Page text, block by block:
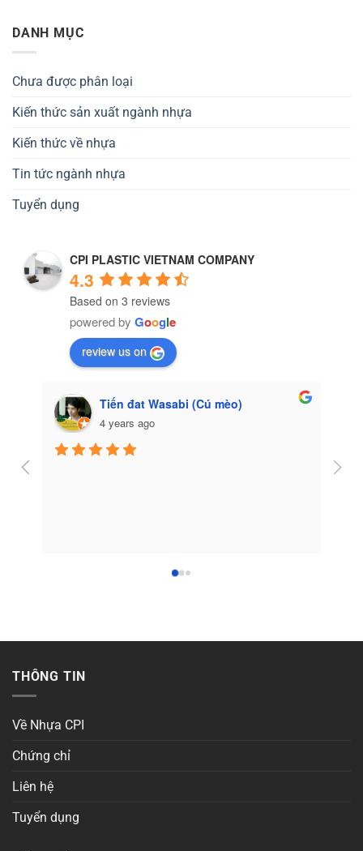
DANH MỤC
Chưa được phân loại
Kiến thức sản xuất ngành nhựa
Kiến thức về nhựa
Tin tức ngành nhựa
Tuyển dụng
CPI PLASTIC VIETNAM COMPANY
4.3
Based on 3 reviews
powered by Google
review us on
Tiến đat Wasabi (Cú mèo)
4 years ago
THÔNG TIN
Về Nhựa CPI
Chứng chỉ
Liên hệ
Tuyển dụng